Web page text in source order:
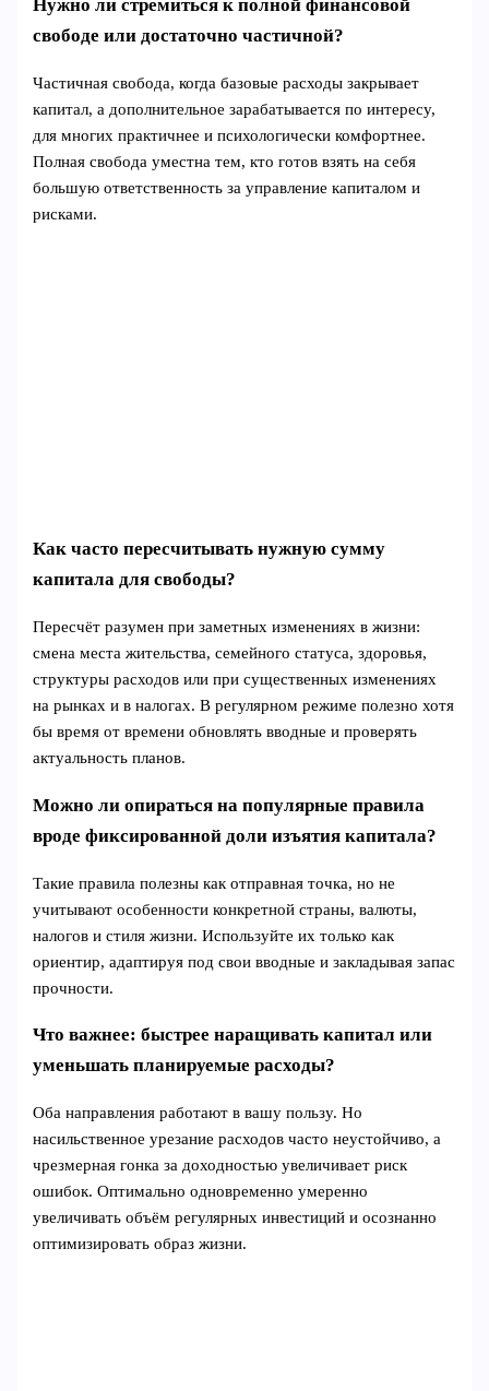
Нужно ли стремиться к полной финансовой
свободе или достаточно частичной?
Частичная свобода, когда базовые расходы закрывает
капитал, а дополнительное зарабатывается по интересу,
для многих практичнее и психологически комфортнее.
Полная свобода уместна тем, кто готов взять на себя
большую ответственность за управление капиталом и
рисками.
Как часто пересчитывать нужную сумму
капитала для свободы?
Пересчёт разумен при заметных изменениях в жизни:
смена места жительства, семейного статуса, здоровья,
структуры расходов или при существенных изменениях
на рынках и в налогах. В регулярном режиме полезно хотя
бы время от времени обновлять вводные и проверять
актуальность планов.
Можно ли опираться на популярные правила
вроде фиксированной доли изъятия капитала?
Такие правила полезны как отправная точка, но не
учитывают особенности конкретной страны, валюты,
налогов и стиля жизни. Используйте их только как
ориентир, адаптируя под свои вводные и закладывая запас
прочности.
Что важнее: быстрее наращивать капитал или
уменьшать планируемые расходы?
Оба направления работают в вашу пользу. Но
насильственное урезание расходов часто неустойчиво, а
чрезмерная гонка за доходностью увеличивает риск
ошибок. Оптимально одновременно умеренно
увеличивать объём регулярных инвестиций и осознанно
оптимизировать образ жизни.